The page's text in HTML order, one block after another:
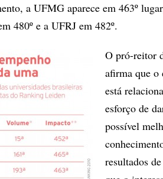
a UFMG aparece em 463º
480º e a UFRJ em 482º.
O pró-reitor
afirma que o
está
esforço de
possível
resultados